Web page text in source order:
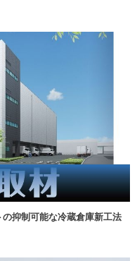
の抑制可能な冷蔵倉庫新工法